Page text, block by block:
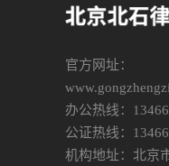
官方网址：
办公热线：
公证热线：
机构地址：北京